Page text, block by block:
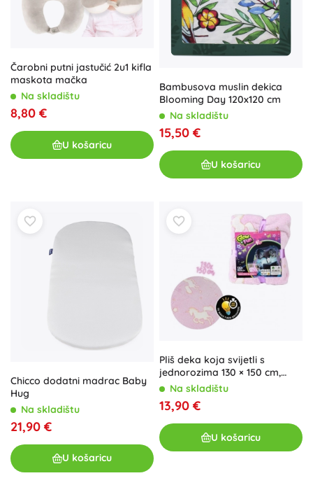
Čarobni putni jastučić 2u1 kifla
maskota mačka
Na skladištu
8,80 €
U košaricu
Bambusova muslin dekica
Blooming Day 120x120 cm
Na skladištu
15,50 €
U košaricu
Chicco dodatni madrac Baby
Hug
Na skladištu
21,90 €
U košaricu
Pliš deka koja svijetli s
jednorozima 130 × 150 cm,
ružičasta
Na skladištu
13,90 €
U košaricu